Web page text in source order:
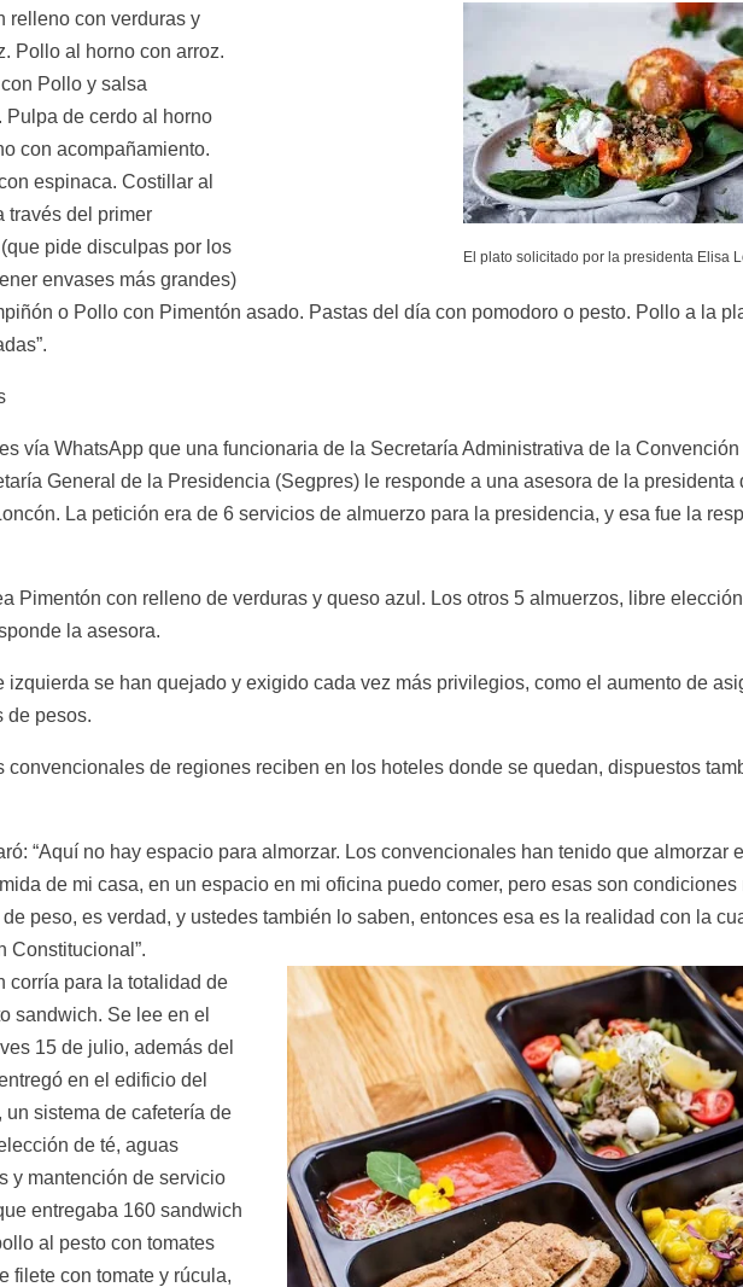
El plato solicitado por la presidenta Elisa
relleno con verduras y
Pollo al horno con arroz.
Pollo y salsa
Pulpa de cerdo al horno
con acompañamiento.
espinaca. Costillar al
través del primer
pide disculpas por los
envases más grandes)
o Pollo con Pimentón asado. Pastas del día con pomodoro o pesto. Pollo a la
vía WhatsApp que una funcionaria de la Secretaría Administrativa de la Convención
General de la Presidencia (Segpres) le responde a una asesora de la presidenta
La petición era de 6 servicios de almuerzo para la presidencia, y esa fue la
Pimentón con relleno de verduras y queso azul. Los otros 5 almuerzos, libre
la asesora.
se han quejado y exigido cada vez más privilegios, como el aumento de
de pesos.
de regiones reciben en los hoteles donde se quedan, dispuestos
“Aquí no hay espacio para almorzar. Los convencionales han tenido que almorzar
de mi casa, en un espacio en mi oficina puedo comer, pero esas son condiciones
peso, es verdad, y ustedes también lo saben, entonces esa es la realidad con la
Constitucional”.
corría para la totalidad de
sandwich. Se lee en el
15 de julio, además del
en el edificio del
sistema de cafetería de
de té, aguas
y mantención de servicio
entregaba 160 sandwich
al pesto con tomates
filete con tomate y rúcula,